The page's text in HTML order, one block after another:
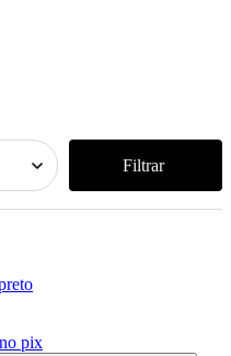
Filtrar
no pix